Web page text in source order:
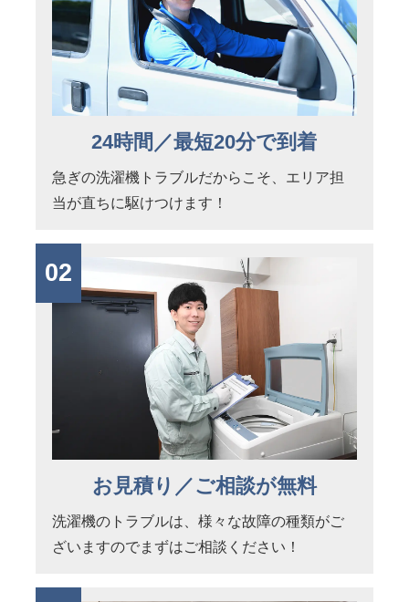
24時間／最短20分で到着
急ぎの洗濯機トラブルだからこそ、エリア担
当が直ちに駆けつけます！
02
お見積り／ご相談が無料
洗濯機のトラブルは、様々な故障の種類がご
ざいますのでまずはご相談ください！